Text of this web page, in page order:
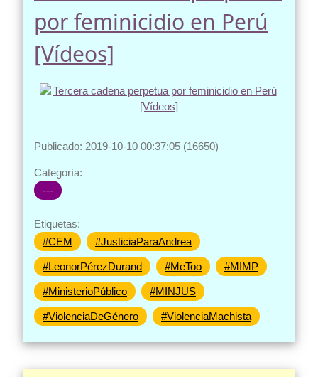
por feminicidio en Perú
[Vídeos]
Publicado: 2019-10-10 00:37:05 (16650)
Categoría:
---
Etiquetas:
#CEM
#JusticiaParaAndrea
#LeonorPérezDurand #MeToo #MIMP
#MinisterioPúblico #MINJUS
#ViolenciaDeGénero #ViolenciaMachista